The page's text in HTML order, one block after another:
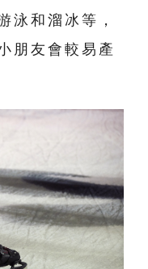
泳和溜冰等，
朋友會較易產